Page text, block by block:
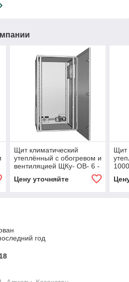
Щит климатический
утеплённый с обогревом и
вентиляцией ЩКу- ОВ- 6 -
IP65
Цену уточняйте
Щит
год